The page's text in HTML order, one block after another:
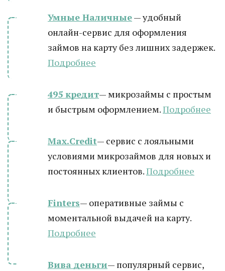
Умные Наличные— удобный
онлайн-сервис для оформления
займов на карту без лишних задержек.
Подробнее
495 кредит— микрозаймы с простым
и быстрым оформлением.Подробнее
Max.Credit— сервис с лояльными
условиями микрозаймов для новых и
постоянных клиентов.Подробнее
Finters— оперативные займы с
моментальной выдачей на карту.
Подробнее
Вива деньги— популярный сервис,